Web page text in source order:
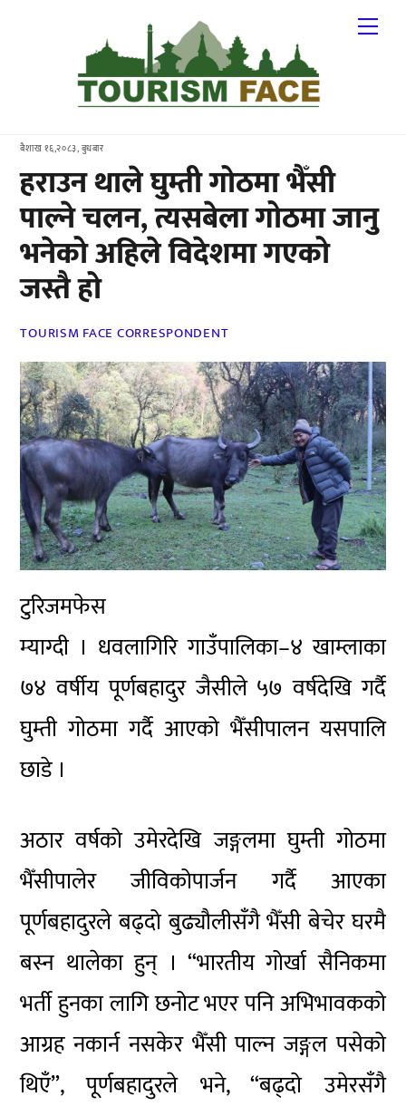
बैशाख १६,२०८३, बुधबार
हराउन थाले घुम्ती गोठमा भैँसी
पाल्ने चलन, त्यसबेला गोठमा जानु
भनेको अहिले विदेशमा गएको
जस्तै हो
TOURISM FACE CORRESPONDENT
टुरिजमफेस
म्याग्दी । धवलागिरि गाउँपालिका–४ खाम्लाका
७४ वर्षीय पूर्णबहादुर जैसीले ५७ वर्षदेखि गर्दै
घुम्ती गोठमा गर्दै आएको भैँसीपालन यसपालि
छाडे ।
अठार वर्षको उमेरदेखि जङ्गलमा घुम्ती गोठमा
भैँसीपालेर जीविकोपार्जन गर्दै आएका
पूर्णबहादुरले बढ्दो बुढ्यौलीसँगै भैँसी बेचेर घरमै
बस्न थालेका हुन् । “भारतीय गोर्खा सैनिकमा
भर्ती हुनका लागि छनोट भएर पनि अभिभावकको
आग्रह नकार्न नसकेर भैँसी पाल्न जङ्गल पसेको
थिएँ”, पूर्णबहादुरले भने, “बढ्दो उमेरसँगै